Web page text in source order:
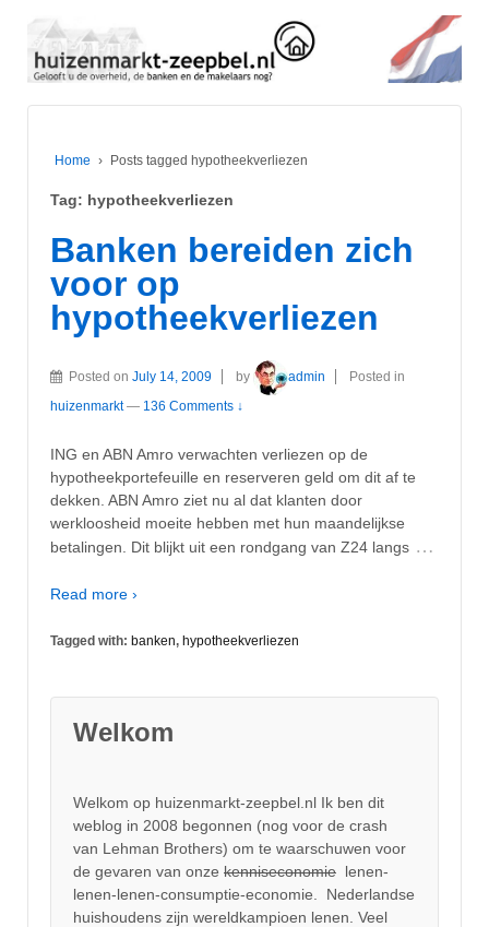
Home › Posts tagged hypotheekverliezen
Tag: hypotheekverliezen
Banken bereiden zich
voor op
hypotheekverliezen
Posted on July 14, 2009 by admin
Posted in
huizenmarkt — 136 Comments ↓
ING en ABN Amro verwachten verliezen op de
hypotheekportefeuille en reserveren geld om dit af te
dekken. ABN Amro ziet nu al dat klanten door
werkloosheid moeite hebben met hun maandelijkse
betalingen. Dit blijkt uit een rondgang van Z24 langs …
Read more ›
Tagged with: banken, hypotheekverliezen
Welkom
Welkom op huizenmarkt-zeepbel.nl Ik ben dit
weblog in 2008 begonnen (nog voor de crash
van Lehman Brothers) om te waarschuwen voor
de gevaren van onze kenniseconomie lenen-
lenen-lenen-consumptie-economie. Nederlandse
huishoudens zijn wereldkampioen lenen. Veel